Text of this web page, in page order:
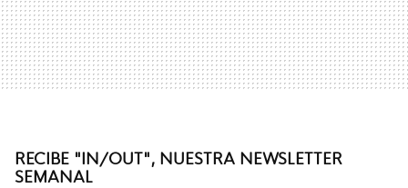
RECIBE "IN/OUT", NUESTRA NEWSLETTER
SEMANAL